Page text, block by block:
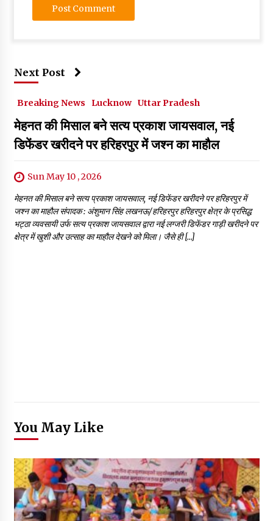
Next Post
Breaking News Lucknow Uttar Pradesh
मेहनत की मिसाल बने सत्य प्रकाश जायसवाल, नई
डिफेंडर खरीदने पर हरिहरपुर में जश्न का माहौल
Sun May 10 , 2026
मेहनत की मिसाल बने सत्य प्रकाश जायसवाल, नई डिफेंडर खरीदने पर हरिहरपुर में
जश्न का माहौल संपादक : अंशुमान सिंह लखनऊ/हरिहरपुर हरिहरपुर क्षेत्र के प्रसिद्ध
भट्ठा व्यवसायी उर्फ सत्य प्रकाश जायसवाल द्वारा नई लग्जरी डिफेंडर गाड़ी खरीदने पर
क्षेत्र में खुशी और उत्साह का माहौल देखने को मिला। जैसे ही […]
You May Like